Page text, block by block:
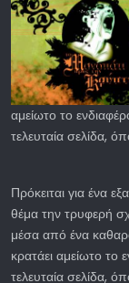
αμείωτο το
τελευταία σελίδα,
Πρόκειται για ένα
θέμα την τρυφερή
μέσα από ένα
κρατάει αμείωτο
τελευταία σελίδα,